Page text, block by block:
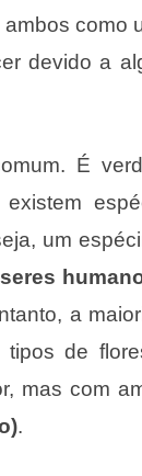
como
devido a
É
um
a
de
mas com
.